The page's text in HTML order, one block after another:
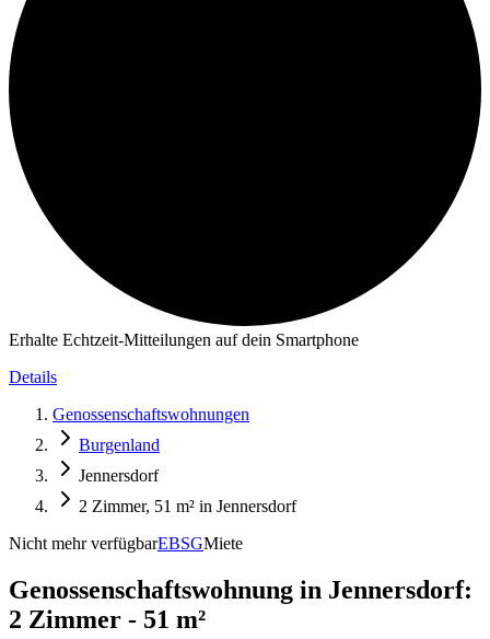
Erhalte Echtzeit-Mitteilungen auf dein Smartphone
Details
Genossenschaftswohnungen
Burgenland
Jennersdorf
2 Zimmer, 51 m² in Jennersdorf
Nicht mehr verfügbarEBSGMiete
Genossenschaftswohnung in Jennersdorf:
2 Zimmer - 51 m²